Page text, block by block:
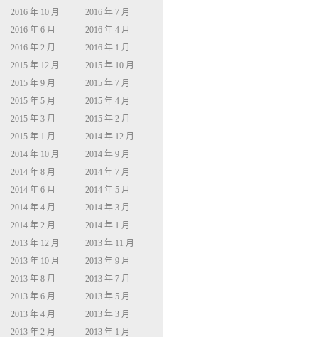
2016 年 10 月
2016 年 7 月
2016 年 6 月
2016 年 4 月
2016 年 2 月
2016 年 1 月
2015 年 12 月
2015 年 10 月
2015 年 9 月
2015 年 7 月
2015 年 5 月
2015 年 4 月
2015 年 3 月
2015 年 2 月
2015 年 1 月
2014 年 12 月
2014 年 10 月
2014 年 9 月
2014 年 8 月
2014 年 7 月
2014 年 6 月
2014 年 5 月
2014 年 4 月
2014 年 3 月
2014 年 2 月
2014 年 1 月
2013 年 12 月
2013 年 11 月
2013 年 10 月
2013 年 9 月
2013 年 8 月
2013 年 7 月
2013 年 6 月
2013 年 5 月
2013 年 4 月
2013 年 3 月
2013 年 2 月
2013 年 1 月